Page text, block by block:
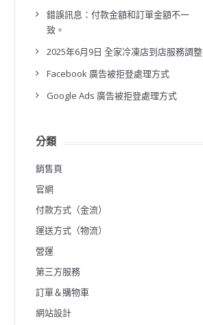
錯誤訊息：付款金額和訂單金額不一
致。
2025年6月9日 全家冷凍店到店服務調整
Facebook 廣告被拒登處理方式
Google Ads 廣告被拒登處理方式
分類
銷售頁
官網
付款方式（金流）
運送方式（物流）
營運
第三方服務
訂單＆購物車
網站設計